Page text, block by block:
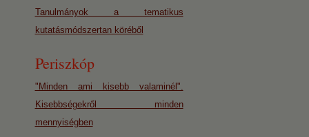
Tanulmányok a tematikus
kutatásmódszertan köréből
Periszkóp
"Minden ami kisebb valaminél".
Kisebbségekről minden
mennyiségben